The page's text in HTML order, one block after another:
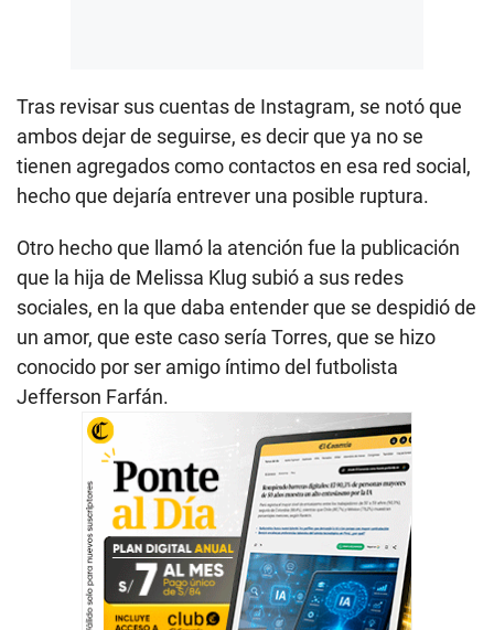
Tras revisar sus cuentas de Instagram, se notó que
ambos dejar de seguirse, es decir que ya no se
tienen agregados como contactos en esa red social,
hecho que dejaría entrever una posible ruptura.
Otro hecho que llamó la atención fue la publicación
que la hija de Melissa Klug subió a sus redes
sociales, en la que daba entender que se despidió de
un amor, que este caso sería Torres, que se hizo
conocido por ser amigo íntimo del futbolista
Jefferson Farfán.